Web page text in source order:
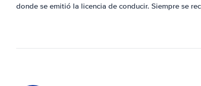
donde se emitió la licencia de conducir. Siempre se